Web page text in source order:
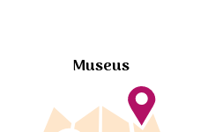
Museus